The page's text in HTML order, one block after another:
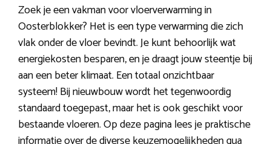
Zoek je een vakman voor vloerverwarming in
Oosterblokker? Het is een type verwarming die zich
vlak onder de vloer bevindt. Je kunt behoorlijk wat
energiekosten besparen, en je draagt jouw steentje bij
aan een beter klimaat. Een totaal onzichtbaar
systeem! Bij nieuwbouw wordt het tegenwoordig
standaard toegepast, maar het is ook geschikt voor
bestaande vloeren. Op deze pagina lees je praktische